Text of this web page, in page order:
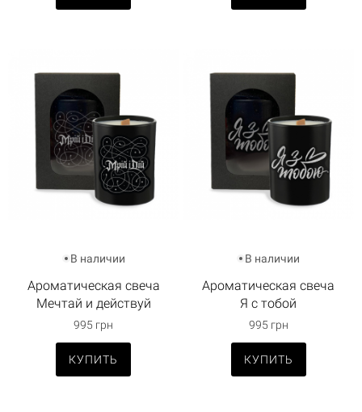
В наличии
Ароматическая свеча
Мечтай и действуй
995 грн
КУПИТЬ
В наличии
Ароматическая свеча
Я с тобой
995 грн
КУПИТЬ